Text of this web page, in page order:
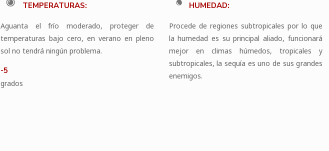
TEMPERATURAS:
Aguanta el frío moderado, proteger de
temperaturas bajo cero, en verano en pleno
sol no tendrá ningún problema.
-5
grados
HUMEDAD:
Procede de regiones subtropicales por lo que
la humedad es su principal aliado, funcionará
mejor en climas húmedos, tropicales y
subtropicales, la sequía es uno de sus grandes
enemigos.